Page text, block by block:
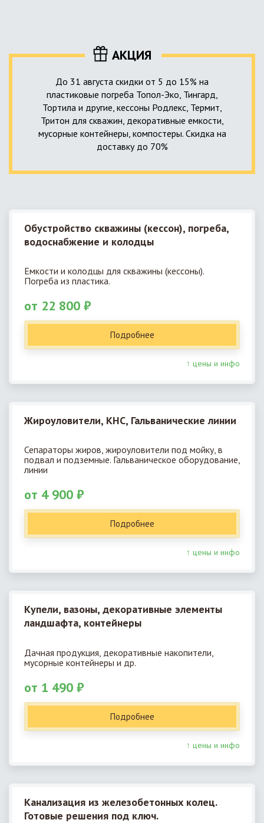
высокотехнологичное устройство, встраиваемое в
канализационную систему и обеспечивающее
АКЦИЯ
До 31 августа скидки от 5 до 15% на
пластиковые погреба Топол-Эко, Тингард,
Тортила и другие, кессоны Родлекс, Термит,
Тритон для скважин, декоративные емкости,
мусорные контейнеры, компостеры. Скидка на
доставку до 70%
Обустройство скважины (кессон), погреба,
водоснабжение и колодцы
Емкости и колодцы для скважины (кессоны).
Погреба из пластика.
от 22 800 ₽
Подробнее
↑ цены и инфо
Жироуловители, КНС, Гальванические линии
Сепараторы жиров, жироуловители под мойку, в
подвал и подземные. Гальваническое оборудование,
линии
от 4 900 ₽
Подробнее
↑ цены и инфо
Купели, вазоны, декоративные элементы
ландшафта, контейнеры
Дачная продукция, декоративные накопители,
мусорные контейнеры и др.
от 1 490 ₽
Подробнее
↑ цены и инфо
Канализация из железобетонных колец.
Готовые решения под ключ.